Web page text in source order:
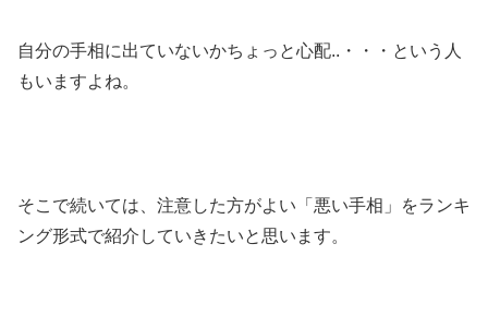
自分の手相に出ていないかちょっと心配..・・・という人
もいますよね。
そこで続いては、注意した方がよい「悪い手相」をランキ
ング形式で紹介していきたいと思います。